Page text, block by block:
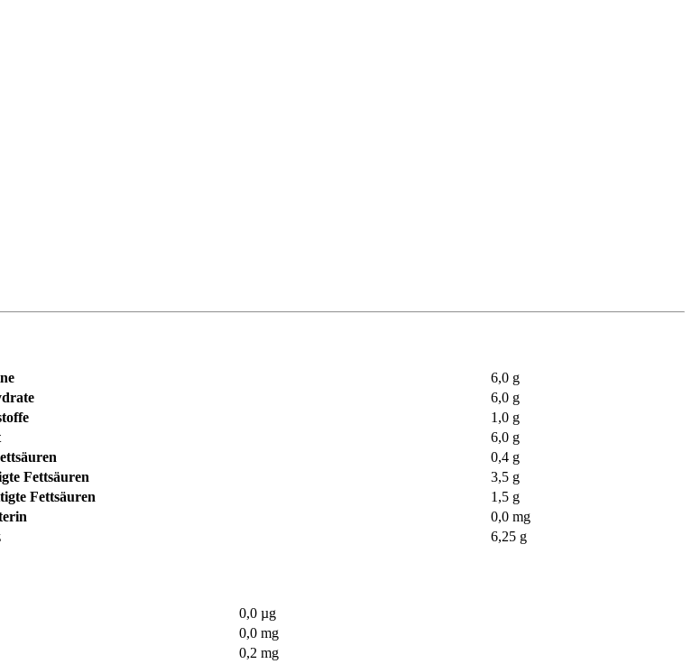
6,0 g
6,0 g
1,0 g
6,0 g
0,4 g
Fettsäuren
3,5 g
Fettsäuren
1,5 g
0,0 mg
6,25 g
0,0 µg
0,0 mg
0,2 mg